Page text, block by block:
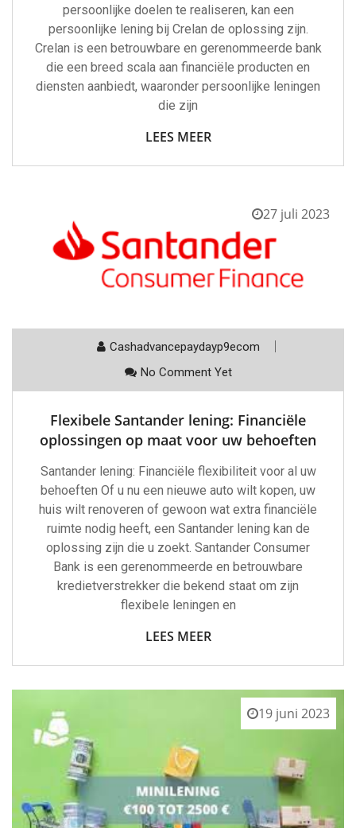
persoonlijke doelen te realiseren, kan een
persoonlijke lening bij Crelan de oplossing zijn.
Crelan is een betrouwbare en gerenommeerde bank
die een breed scala aan financiële producten en
diensten aanbiedt, waaronder persoonlijke leningen
die zijn
LEES MEER
27 juli 2023
Cashadvancepaydayp9ecom
No Comment Yet
Flexibele Santander lening: Financiële
oplossingen op maat voor uw behoeften
Santander lening: Financiële flexibiliteit voor al uw
behoeften Of u nu een nieuwe auto wilt kopen, uw
huis wilt renoveren of gewoon wat extra financiële
ruimte nodig heeft, een Santander lening kan de
oplossing zijn die u zoekt. Santander Consumer
Bank is een gerenommeerde en betrouwbare
kredietverstrekker die bekend staat om zijn
flexibele leningen en
LEES MEER
19 juni 2023